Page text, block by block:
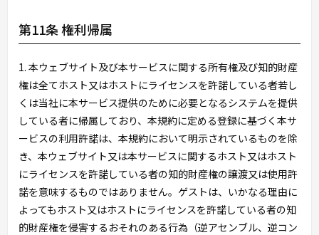
第11条 権利帰属
1. 本ウェブサイト及び本サービスに関する所有権及び知的財産
権は全てホスト又はホストにライセンスを許諾している者若し
くは当社に本サービス提供のために必要となるシステムを提供
している者に帰属しており、本規約に定める登録に基づく本サ
ービスの利用許諾は、本規約において明示されているものを除
き、本ウェブサイト又は本サービスに関するホスト又はホスト
にライセンスを許諾している者の知的財産権の譲渡又は使用許
諾を意味するものではありません。ゲストは、いかなる理由に
よってもホスト又はホストにライセンスを許諾している者の知
的財産権を侵害するおそれのある行為（逆アセンブル、逆コン